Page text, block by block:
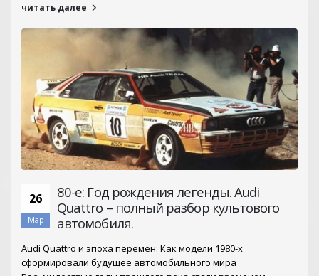
читать далее
26
Мар
80-е: Год рождения легенды. Audi
Quattro – полный разбор культового
автомобиля.
Audi Quattro и эпоха перемен: Как модели 1980-х
сформировали будущее автомобильного мира